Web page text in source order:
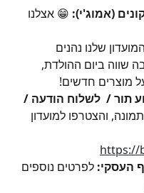
(אמוג'י): 😁 אצלנו
שלנו נהנים
שווה ביום ההולדת,
על מוצרים חדשים!
תור /  לשלוח הודעה /
והצטרפו למועדון
https://
העסקי: לפרטים נוספים